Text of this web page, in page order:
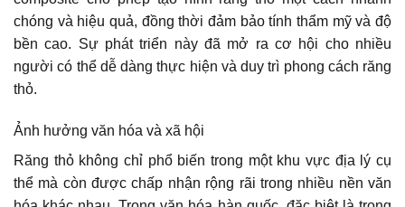
chóng và hiệu quả, đồng thời đảm bảo tính thẩm mỹ và độ
bền cao. Sự phát triển này đã mở ra cơ hội cho nhiều
người có thể dễ dàng thực hiện và duy trì phong cách răng
thỏ.
Ảnh hưởng văn hóa và xã hội
Răng thỏ không chỉ phổ biến trong một khu vực địa lý cụ
thể mà còn được chấp nhận rộng rãi trong nhiều nền văn